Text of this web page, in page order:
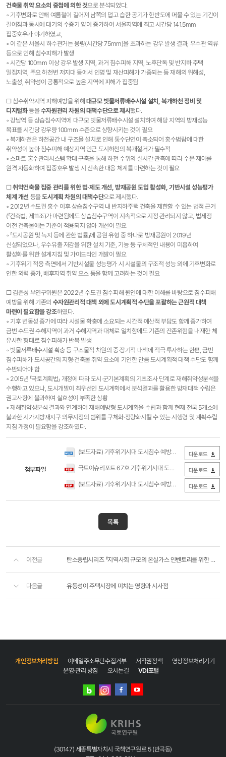
건축물 취약 요소의 중첩에 의한 것으로 분석되었다.
◦ 기후변화로 인해 여름철이 길어져 남쪽의 덥고 습한 공기가 한반도에 머물 수 있는 기간이
길어짐과 동시에 대기의 수증기 양이 증가하여 서울지역에 최고 시간당 141.5mm
집중호우가 야기하였고,
◦ 이 같은 서울시 하수관거는 용량(시간당 75mm)을 초과하는 강우 발생 결과, 우수관 역류
등으로 인해 침수피해가 발생
◦ 시간당 100mm 이상 강우 발생 지역, 과거 침수피해 지역, 노후단독 및 반지하 주택
밀집지역, 주요 하천변 저지대 등에서 인명 및 재산피해가 가중되는 등 재해의 위해성,
노출성, 취약성이 공통적으로 높은 지역에 피해가 집중됨
□ 침수취약지역 피해예방을 위해 대규모 빗물저류배수시설 설치, 복개하천 정비 및
디지털화등을수자원관리 차원의 대책수단으로 제시했다.
◦ 강남역 등 상습침수지역에 대규모 빗물저류배수시설 설치하여 해당 지역의 방재성능
목표를 시간당 강우량 100mm 수준으로 상향시키는 것이 필요
◦ 복개하천은 하천공간 내 구조물 설치로 인해 통수단면이 축소되어 홍수범람에 대한
취약성이 높아 침수피해 예상지역 인근 도시하천의 복개철거가 필수적
◦ 스마트 홍수관리시스템 확대 구축을 통해 하천 수위의 실시간 관측에 따라 수문 제어를
원격 자동화하여 집중호우 발생 시 신속한 대응 체계를 마련하는 것이 필요
□취약건축물 집중 관리를 위한 법·제도 개선, 방재공원 도입 활성화, 기반시설 성능평가
체계 개선 등을도시계획 차원의 대책수단으로 제시했다.
◦ 2012년 수도권 홍수 이후 상습침수구역 내 반지하주택 건축을 제한할 수 있는 법적 근거
(「건축법」 제11조)가 마련됨에도 상습침수구역이 지속적으로 지정·관리되지 않고, 법제정
이전 건축물에는 기준이 적용되지 않아 개선이 필요
◦ 「도시공원 및 녹지 등에 관한 법률」에 공원 유형 중 하나로 방재공원이 2019년
신설되었으나, 우수유출 저감을 위한 설치 기준, 기능 등 구체적인 내용이 미흡하여
활성화를 위한 설계지침 및 가이드라인 개발이 필요
◦ 기후위기 적응 측면에서 기반시설물 성능평가 시 시설물의 구조적 성능 외에 기후변화로
인한 외력 증가, 배후지역 취약 요소 등을 함께 고려하는 것이 필요
□ 김준성 부연구위원은 2022년 수도권 침수피해 원인에 대한 이해를 바탕으로 침수피해
예방을 위해 기존의 수자원관리적 대책 외에 도시계획적 수단을 포괄하는 근원적 대책
마련이 필요함을 강조하였다.
◦ 기후 변동성 증가에 따라 시설물 확충에 소요되는 시간적·예산적 부담도 함께 증가하여
금번 수도권 수해지역이 과거 수해지역과 대체로 일치함에도 기존의 잔존위험을 내재한 체
유사한 형태로 침수피해가 반복 발생
◦ 빗물저류배수시설 확충 등 구조물적 차원의 중·장기적 대책에 적극 투자하는 한편, 금번
침수피해가 도시공간의 지형·건축물 취약 요소에 기인한 만큼 도시계획적 대책 수단도 함께
수반되어야 함
◦ 2015년 「국토계획법」 개정에 따라 도시·군기본계획의 기초조사 단계로 재해취약성분석을
수행하고 있으나, 도시개발이 최우선인 도시계획에서 분석결과를 활용한 방재대책 수립은
권고사항에 불과하여 실효성이 부족한 상황
◦ 재해취약성분석 결과와 연계하여 재해예방형 도시계획을 수립과 함께 현재 전국 5개소에
불과한 시가지방재지구 의무지정의 범위를 구체화·정량화시킬 수 있는 시행령 및 계획수립
지침 개정이 필요함을 강조하였다.
첨부파일
(보도자료) 기후위기시대 도시침수 예방대책_2022년 수도권 집중호우의 교훈(국토연구원).hwp 다운로드
국토이슈리포트 67호 기후위기시대 도시침수 예방대책_ 2022년 수도권 집중호우의 교훈(국토연구원).pdf 다운로드
(보도자료) 기후위기시대 도시침수 예방대책_2022년 수도권 집중호우의 교훈(국토연구원).pdf 다운로드
목록
이전글 탄소중립시리즈 『지역사회 규모의 온실가스 인벤토리를 위한 세계 규약』 발간
다음글 유동성이 주택시장에 미치는 영향과 시사점
개인정보처리방침 이메일주소무단수집거부 저작권정책
영상정보처리기기
운영·관리 방침
오시는길 VDI포털
네이버
인스타그램
(30147) 세종특별자치시 국책연구원로 5 (반곡동)